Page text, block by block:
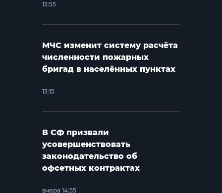
13:55
МЧС изменит систему расчёта
численности пожарных
бригад в населённых пунктах
13:15
В СФ призвали
усовершенствовать
законодательство об
офсетных контрактах
вчера 14:55